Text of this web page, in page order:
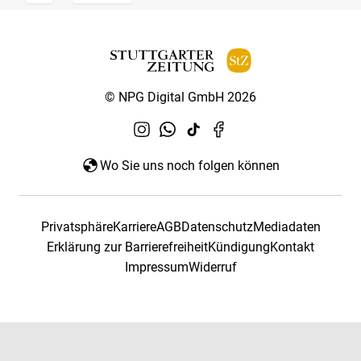
© NPG Digital GmbH 2026
Wo Sie uns noch folgen können
PrivatsphäreKarriereAGBDatenschutzMediadaten
Erklärung zur BarrierefreiheitKündigungKontakt
ImpressumWiderruf